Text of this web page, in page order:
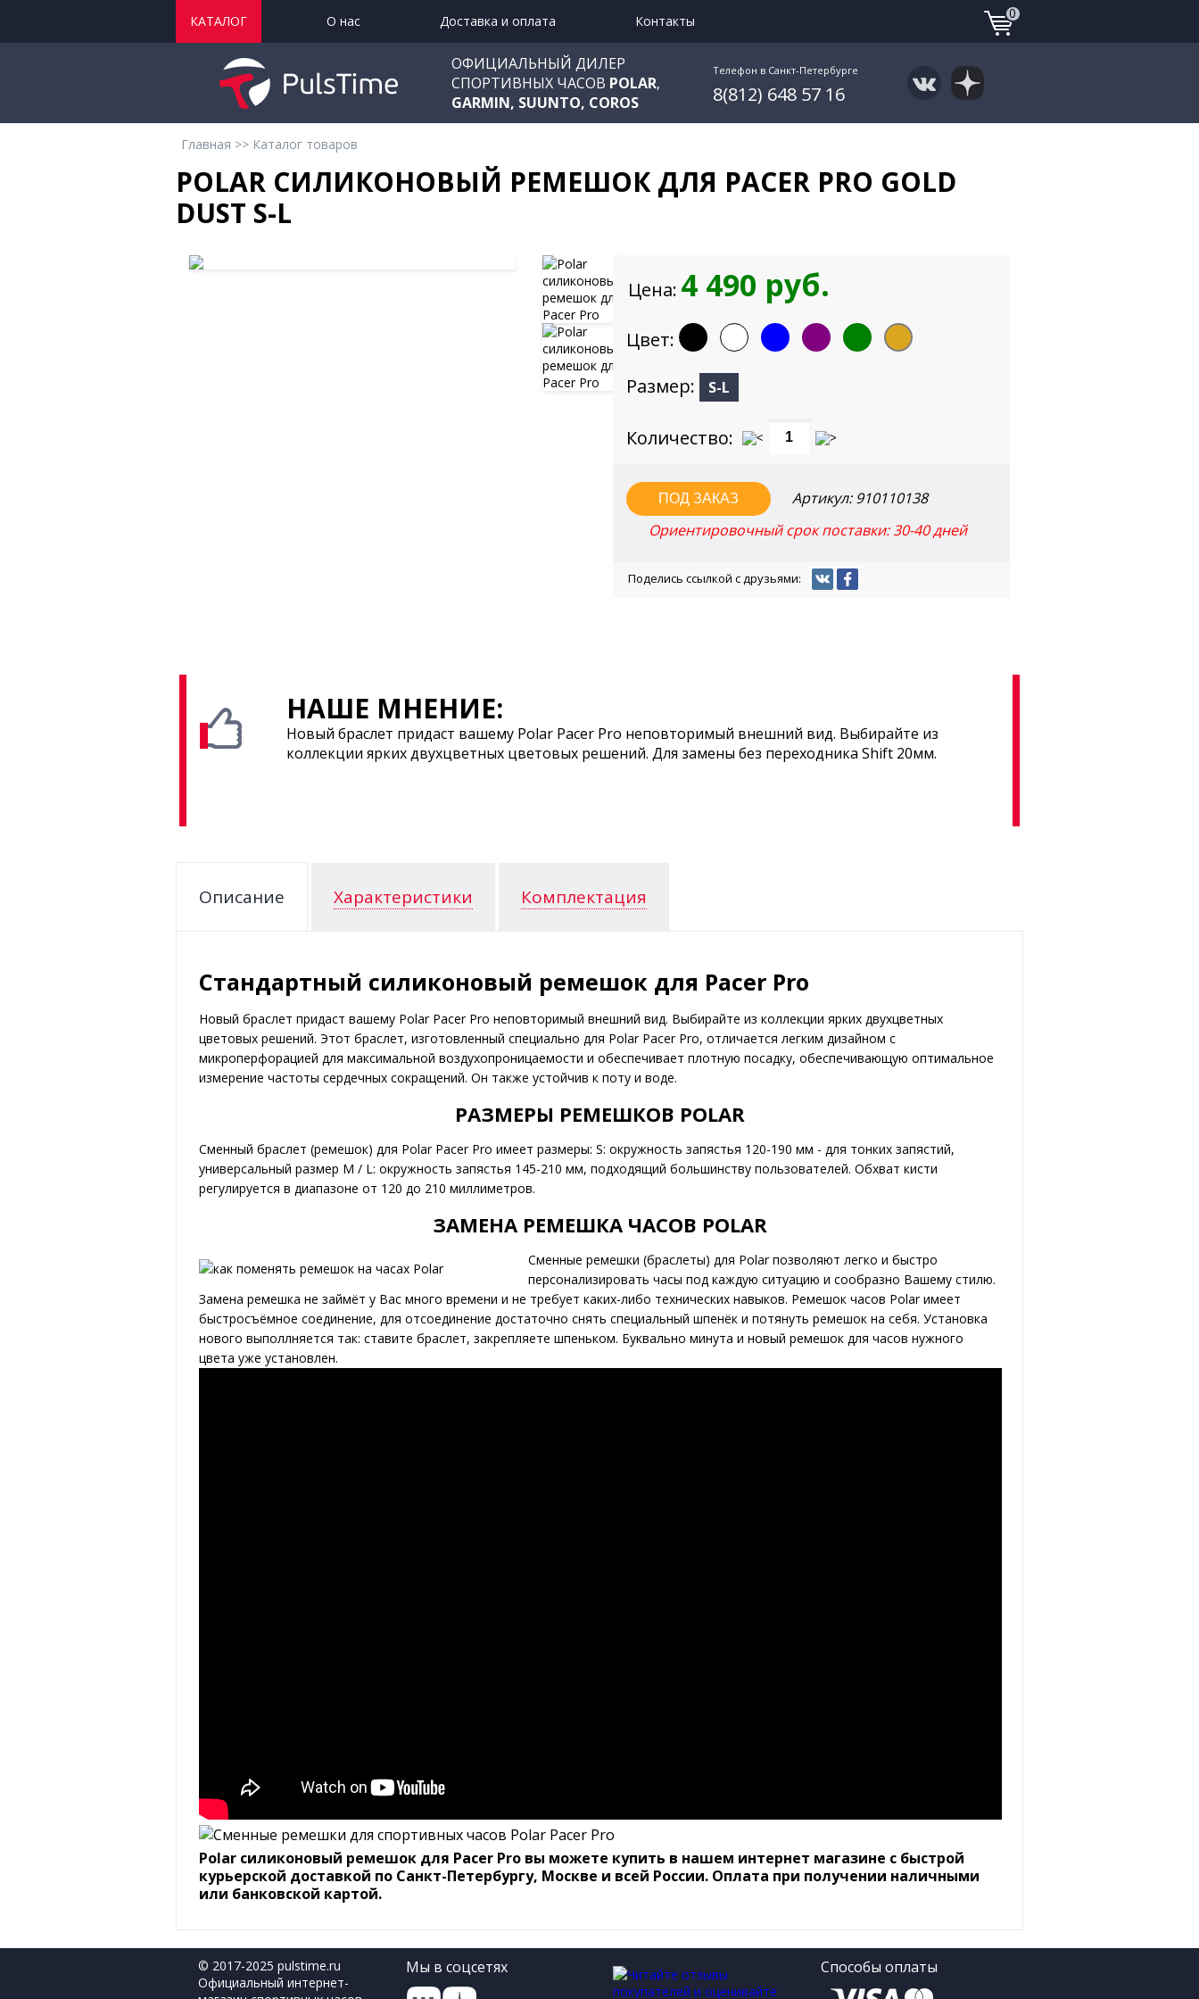
КАТАЛОГ О нас Доставка и оплата Контакты 0
ОФИЦИАЛЬНЫЙ ДИЛЕР
СПОРТИВНЫХ ЧАСОВ POLAR,
GARMIN, SUUNTO, COROS
Телефон в Санкт-Петербурге
8(812) 648 57 16
Главная >> Каталог товаров
POLAR СИЛИКОНОВЫЙ РЕМЕШОК ДЛЯ PACER PRO GOLD
DUST S-L
Цена: 4 490 руб.
Цвет:
Размер:
S-L
Количество:
Артикул:910110138
Ориентировочный срок поставки: 30-40 дней
Поделись ссылкой с друзьями:
НАШЕ МНЕНИЕ:
Новый браслет придаст вашему Polar Pacer Pro неповторимый внешний вид. Выбирайте из
коллекции ярких двухцветных цветовых решений. Для замены без переходника Shift 20мм.
Описание Характеристики Комплектация
Стандартный силиконовый ремешок для Pacer Pro
Новый браслет придаст вашему Polar Pacer Pro неповторимый внешний вид. Выбирайте из коллекции ярких двухцветных
цветовых решений. Этот браслет, изготовленный специально для Polar Pacer Pro, отличается легким дизайном с
микроперфорацией для максимальной воздухопроницаемости и обеспечивает плотную посадку, обеспечивающую оптимальное
измерение частоты сердечных сокращений. Он также устойчив к поту и воде.
РАЗМЕРЫ РЕМЕШКОВ POLAR
Сменный браслет (ремешок) для Polar Pacer Pro имеет размеры: S: окружность запястья 120-190 мм - для тонких запястий,
универсальный размер M / L: окружность запястья 145-210 мм, подходящий большинству пользователей. Обхват кисти
регулируется в диапазоне от 120 до 210 миллиметров.
ЗАМЕНА РЕМЕШКА ЧАСОВ POLAR
Сменные ремешки (браслеты) для Polar позволяют легко и быстро
персонализировать часы под каждую ситуацию и сообразно Вашему стилю.
Замена ремешка не займёт у Вас много времени и не требует каких-либо технических навыков. Ремешок часов Polar имеет
быстросъёмное соединение, для отсоединение достаточно снять специальный шпенёк и потянуть ремешок на себя. Установка
нового выполлняется так: ставите браслет, закрепляете шпеньком. Буквально минута и новый ремешок для часов нужного
цвета уже установлен.
Polar силиконовый ремешок для Pacer Pro вы можете купить в нашем интернет магазине с быстрой
курьерской доставкой по Санкт-Петербургу, Москве и всей России. Оплата при получении наличными
или банковской картой.
© 2017-2025 pulstime.ru
Официальный интернет-
Мы в соцсетях Способы оплаты